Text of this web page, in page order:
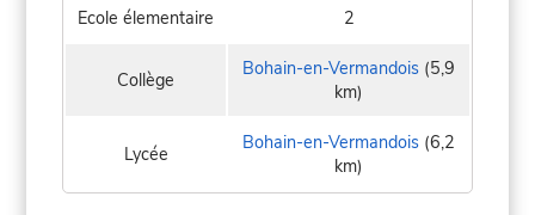
Ecole élementaire 2
Collège Bohain-en-Vermandois (5,9
km)
Lycée Bohain-en-Vermandois (6,2
km)